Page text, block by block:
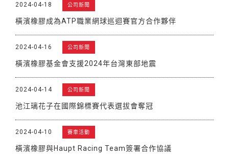
2024-04-18 公司新聞
橫濱橡膠成為ATP職業網球巡迴賽官方合作夥伴
2024-04-16 公司新聞
橫濱橡膠基金會支援2024年台灣東部地震
2024-04-14 公司新聞
池江璃花子在國際錦標賽代表選拔會奪冠
2024-04-10 賽車活動
橫濱橡膠與Haupt Racing Team簽署合作協議